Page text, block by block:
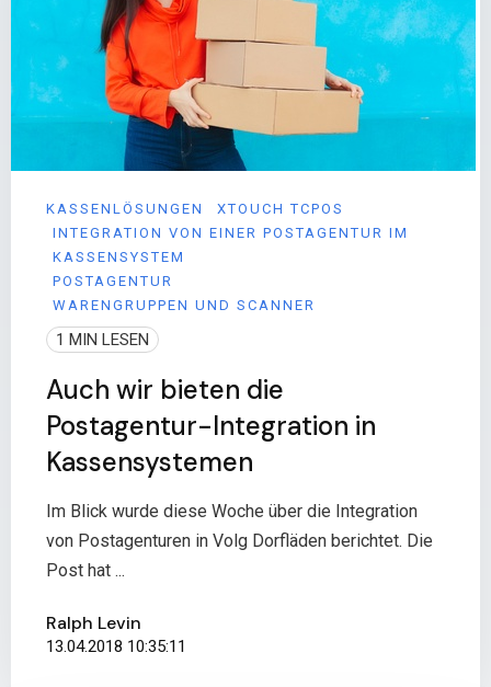
KASSENLÖSUNGEN
XTOUCH TCPOS
INTEGRATION VON EINER POSTAGENTUR IM
KASSENSYSTEM
POSTAGENTUR
WARENGRUPPEN UND SCANNER
1 MIN LESEN
Auch wir bieten die
Postagentur-Integration in
Kassensystemen
Im Blick wurde diese Woche über die Integration
von Postagenturen in Volg Dorfläden berichtet. Die
Post hat ...
Ralph Levin
13.04.2018 10:35:11